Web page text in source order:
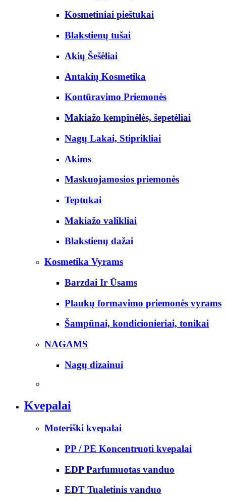
Kosmetiniai pieštukai
Blakstienų tušai
Akių Šešėliai
Antakių Kosmetika
Kontūravimo Priemonės
Makiažo kempinėlės, šepetėliai
Nagų Lakai, Stiprikliai
Akims
Maskuojamosios priemonės
Teptukai
Makiažo valikliai
Blakstienų dažai
Kosmetika Vyrams
Barzdai Ir Ūsams
Plaukų formavimo priemonės vyrams
Šampūnai, kondicionieriai, tonikai
NAGAMS
Nagų dizainui
Kvepalai
Moteriški kvepalai
PP / PE Koncentruoti kvepalai
EDP Parfumuotas vanduo
EDT Tualetinis vanduo